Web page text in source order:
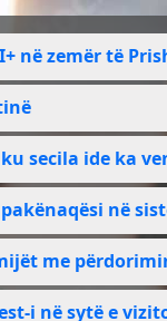
në zemër të
secila ide ka
në
me
i në sytë e